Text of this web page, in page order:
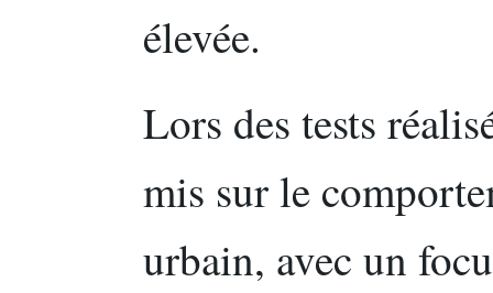
élevée.
Lors des tests
mis sur le
urbain, avec un